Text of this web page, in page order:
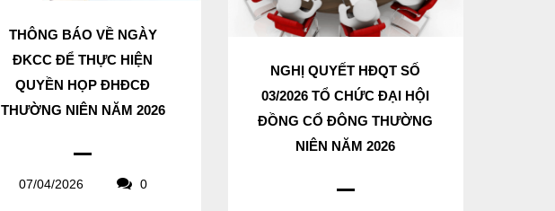
THÔNG BÁO VỀ NGÀY
ĐKCC ĐỂ THỰC HIỆN
QUYỀN HỌP ĐHĐCĐ
THƯỜNG NIÊN NĂM 2026
07/04/2026 0
NGHỊ QUYẾT HĐQT SỐ
03/2026 TỔ CHỨC ĐẠI HỘI
ĐỒNG CỔ ĐÔNG THƯỜNG
NIÊN NĂM 2026